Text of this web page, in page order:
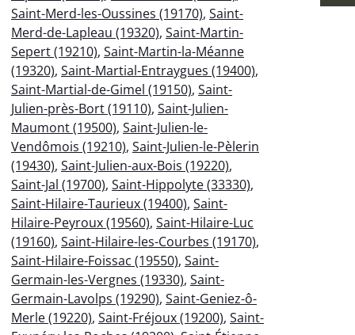
Saint-Merd-les-Oussines (19170), Saint-
Merd-de-Lapleau (19320), Saint-Martin-
Sepert (19210), Saint-Martin-la-Méanne
(19320), Saint-Martial-Entraygues (19400),
Saint-Martial-de-Gimel (19150), Saint-
Julien-près-Bort (19110), Saint-Julien-
Maumont (19500), Saint-Julien-le-
Vendômois (19210), Saint-Julien-le-Pèlerin
(19430), Saint-Julien-aux-Bois (19220),
Saint-Jal (19700), Saint-Hippolyte (33330),
Saint-Hilaire-Taurieux (19400), Saint-
Hilaire-Peyroux (19560), Saint-Hilaire-Luc
(19160), Saint-Hilaire-les-Courbes (19170),
Saint-Hilaire-Foissac (19550), Saint-
Germain-les-Vergnes (19330), Saint-
Germain-Lavolps (19290), Saint-Geniez-ô-
Merle (19220), Saint-Fréjoux (19200), Saint-